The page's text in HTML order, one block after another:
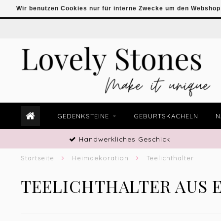
GEDENKSTEINE GEBURTSKACHELN
Handwerkliches Geschick
Startseite Heimdekoration Teelichthalter
TEELICHTHALTER AUS
Wir benutzen Cookies nur für interne Zwecke um den